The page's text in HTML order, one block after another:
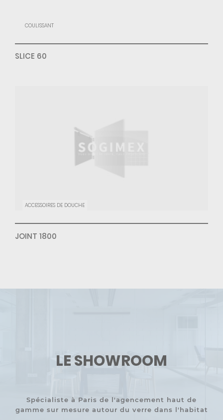
COULISSANT
SLICE 60
ACCESSOIRES DE DOUCHE
JOINT 1800
LE SHOWROOM
Spécialiste à Paris de l'agencement haut de
gamme sur mesure autour du verre dans l'habitat